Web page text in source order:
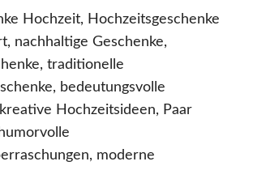
Hochzeit, Hochzeitsgeschenke
nachhaltige Geschenke,
traditionelle
bedeutungsvolle
Hochzeitsideen, Paar
moderne